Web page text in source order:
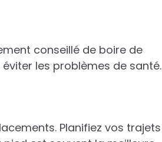
conseillé de boire de
les problèmes de santé.
Planifiez vos trajets